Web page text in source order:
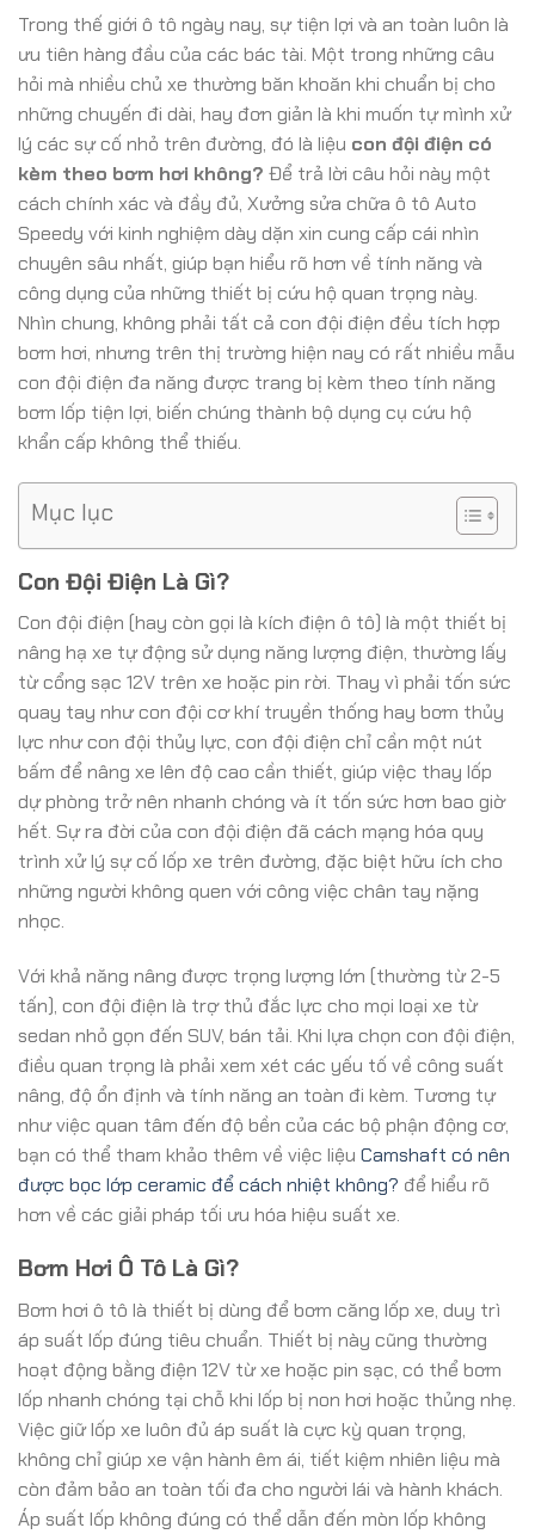
Trong thế giới ô tô ngày nay, sự tiện lợi và an toàn luôn là
ưu tiên hàng đầu của các bác tài. Một trong những câu
hỏi mà nhiều chủ xe thường băn khoăn khi chuẩn bị cho
những chuyến đi dài, hay đơn giản là khi muốn tự mình xử
lý các sự cố nhỏ trên đường, đó là liệu con đội điện có
kèm theo bơm hơi không? Để trả lời câu hỏi này một
cách chính xác và đầy đủ, Xưởng sửa chữa ô tô Auto
Speedy với kinh nghiệm dày dặn xin cung cấp cái nhìn
chuyên sâu nhất, giúp bạn hiểu rõ hơn về tính năng và
công dụng của những thiết bị cứu hộ quan trọng này.
Nhìn chung, không phải tất cả con đội điện đều tích hợp
bơm hơi, nhưng trên thị trường hiện nay có rất nhiều mẫu
con đội điện đa năng được trang bị kèm theo tính năng
bơm lốp tiện lợi, biến chúng thành bộ dụng cụ cứu hộ
khẩn cấp không thể thiếu.
Mục lục
Con Đội Điện Là Gì?
Con đội điện (hay còn gọi là kích điện ô tô) là một thiết bị
nâng hạ xe tự động sử dụng năng lượng điện, thường lấy
từ cổng sạc 12V trên xe hoặc pin rời. Thay vì phải tốn sức
quay tay như con đội cơ khí truyền thống hay bơm thủy
lực như con đội thủy lực, con đội điện chỉ cần một nút
bấm để nâng xe lên độ cao cần thiết, giúp việc thay lốp
dự phòng trở nên nhanh chóng và ít tốn sức hơn bao giờ
hết. Sự ra đời của con đội điện đã cách mạng hóa quy
trình xử lý sự cố lốp xe trên đường, đặc biệt hữu ích cho
những người không quen với công việc chân tay nặng
nhọc.
Với khả năng nâng được trọng lượng lớn (thường từ 2-5
tấn), con đội điện là trợ thủ đắc lực cho mọi loại xe từ
sedan nhỏ gọn đến SUV, bán tải. Khi lựa chọn con đội điện,
điều quan trọng là phải xem xét các yếu tố về công suất
nâng, độ ổn định và tính năng an toàn đi kèm. Tương tự
như việc quan tâm đến độ bền của các bộ phận động cơ,
bạn có thể tham khảo thêm về việc liệu Camshaft có nên
được bọc lớp ceramic để cách nhiệt không? để hiểu rõ
hơn về các giải pháp tối ưu hóa hiệu suất xe.
Bơm Hơi Ô Tô Là Gì?
Bơm hơi ô tô là thiết bị dùng để bơm căng lốp xe, duy trì
áp suất lốp đúng tiêu chuẩn. Thiết bị này cũng thường
hoạt động bằng điện 12V từ xe hoặc pin sạc, có thể bơm
lốp nhanh chóng tại chỗ khi lốp bị non hơi hoặc thủng nhẹ.
Việc giữ lốp xe luôn đủ áp suất là cực kỳ quan trọng,
không chỉ giúp xe vận hành êm ái, tiết kiệm nhiên liệu mà
còn đảm bảo an toàn tối đa cho người lái và hành khách.
Áp suất lốp không đúng có thể dẫn đến mòn lốp không